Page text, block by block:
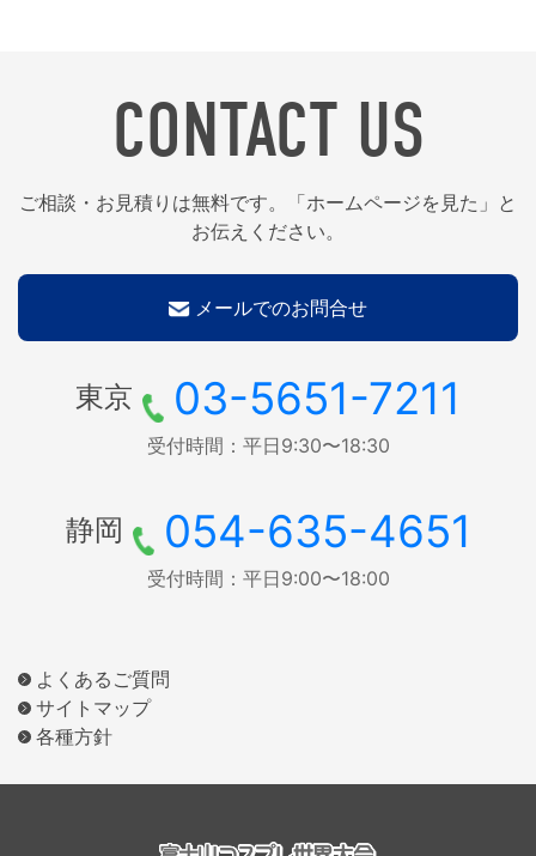
CONTACT US
ご相談・お見積りは無料です。「ホームページを見た」と
お伝えください。
メールでのお問合せ
東京 03-5651-7211
受付時間：平日9:30〜18:30
静岡 054-635-4651
受付時間：平日9:00〜18:00
よくあるご質問
サイトマップ
各種方針